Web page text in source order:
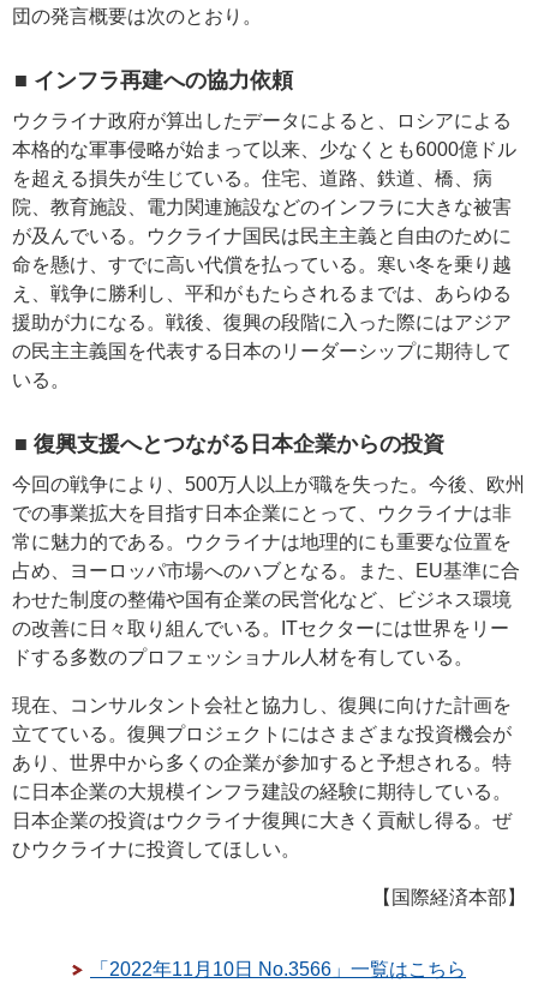
団の発言概要は次のとおり。
■ インフラ再建への協力依頼
ウクライナ政府が算出したデータによると、ロシアによる
本格的な軍事侵略が始まって以来、少なくとも6000億ドル
を超える損失が生じている。住宅、道路、鉄道、橋、病
院、教育施設、電力関連施設などのインフラに大きな被害
が及んでいる。ウクライナ国民は民主主義と自由のために
命を懸け、すでに高い代償を払っている。寒い冬を乗り越
え、戦争に勝利し、平和がもたらされるまでは、あらゆる
援助が力になる。戦後、復興の段階に入った際にはアジア
の民主主義国を代表する日本のリーダーシップに期待して
いる。
■ 復興支援へとつながる日本企業からの投資
今回の戦争により、500万人以上が職を失った。今後、欧州
での事業拡大を目指す日本企業にとって、ウクライナは非
常に魅力的である。ウクライナは地理的にも重要な位置を
占め、ヨーロッパ市場へのハブとなる。また、EU基準に合
わせた制度の整備や国有企業の民営化など、ビジネス環境
の改善に日々取り組んでいる。ITセクターには世界をリー
ドする多数のプロフェッショナル人材を有している。
現在、コンサルタント会社と協力し、復興に向けた計画を
立てている。復興プロジェクトにはさまざまな投資機会が
あり、世界中から多くの企業が参加すると予想される。特
に日本企業の大規模インフラ建設の経験に期待している。
日本企業の投資はウクライナ復興に大きく貢献し得る。ぜ
ひウクライナに投資してほしい。
【国際経済本部】
「2022年11月10日 No.3566」一覧はこちら